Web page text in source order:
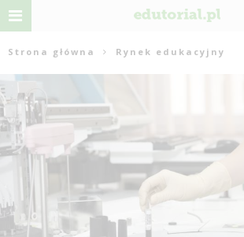
Strona główna Rynek edukacyjny